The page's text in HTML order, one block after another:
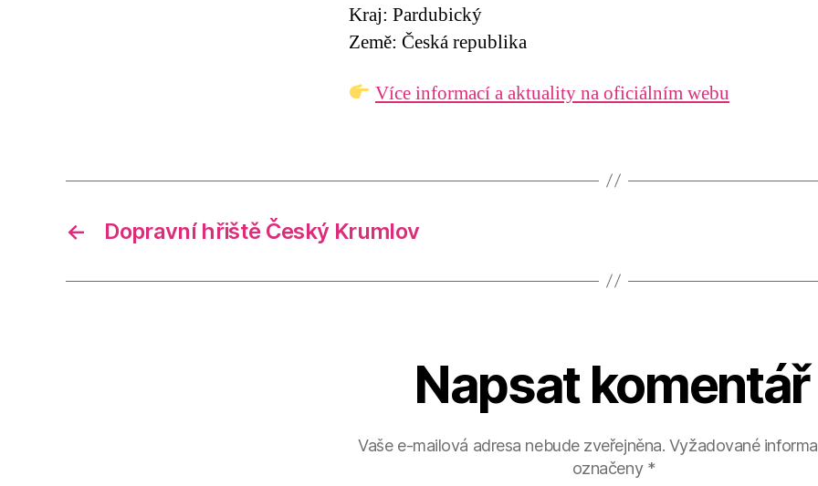
Kraj: Pardubický
Země: Česká republika
Více informací a aktuality na oficiálním webu
← Dopravní hřiště Český Krumlov
Napsat komentář
Vaše e-mailová adresa nebude zveřejněna. Vyžadované
označeny *